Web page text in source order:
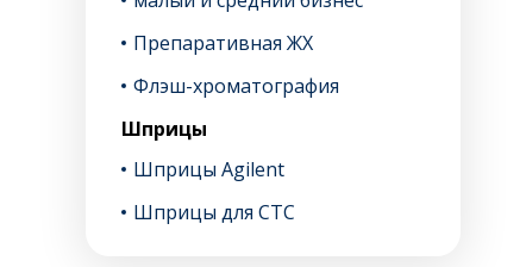
Препаративная ЖХ
Флэш-хроматография
Шприцы
Шприцы Agilent
Шприцы для CTC